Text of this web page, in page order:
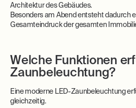
Architektur des Gebäudes.
Besonders am Abend entsteht dadurch
Gesamteindruck der gesamten
Welche Funktionen
Zaunbeleuchtung?
Eine moderne LED-Zaunbeleuchtung
gleichzeitig.